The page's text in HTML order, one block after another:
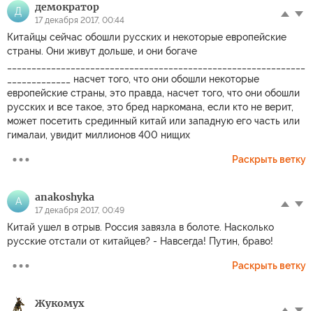
Д демократор
17 декабря 2017, 00:44
Китайцы сейчас обошли русских и некоторые европейские
страны. Они живут дольше, и они богаче
_____________ насчет того, что они обошли некоторые
европейские страны, это правда, насчет того, что они обошли
русских и все такое, это бред наркомана, если кто не верит,
может посетить срединный китай или западную его часть или
гималаи, увидит миллионов 400 нищих
Раскрыть ветку
A anakoshyka
17 декабря 2017, 00:49
Китай ушел в отрыв. Россия завязла в болоте. Насколько
русские отстали от китайцев? - Навсегда! Путин, браво!
Раскрыть ветку
Жукомух